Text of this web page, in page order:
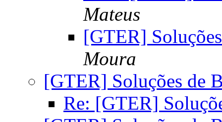
Mateus
[GTER]
Moura
[GTER] Soluções de
Re: [GTER]